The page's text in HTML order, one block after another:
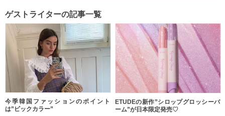
ゲストライターの記事一覧
今季韓国ファッションのポイント
は”ビックカラー”
ETUDEの新作”シロップグロッシーバ
ーム”が日本限定発売♡